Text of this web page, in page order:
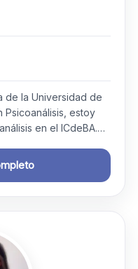
de la Universidad de
Psicoanálisis, estoy
en el ICdeBA.…